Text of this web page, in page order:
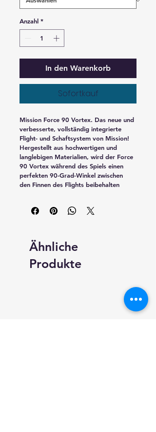
Anzahl *
In den Warenkorb
Sofortkauf
Mission Force 90 Vortex. Das neue und
verbesserte, vollständig integrierte
Flight- und Schaftsystem von Mission!
Hergestellt aus hochwertigen und
langlebigen Materialien, wird der Force
90 Vortex während des Spiels einen
perfekten 90-Grad-Winkel zwischen
den Finnen des Flights beibehalten
Ähnliche
Produkte